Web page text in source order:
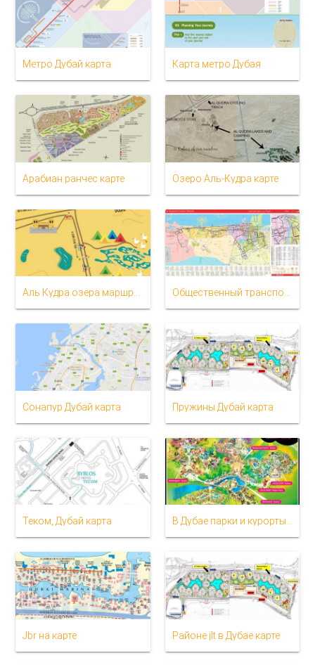
Метро Дубай карта Карта метро Дубая
Арабиан ранчес карте Озеро Аль-Кудра карте
Сонапур Дубай карта Пружины Дубай карта
Теком, Дубай карта
Jbr на карте Районе jlt в Дубае карте